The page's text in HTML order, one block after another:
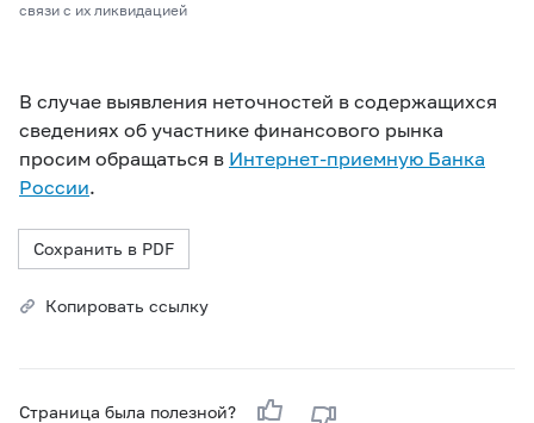
связи с их ликвидацией
В случае выявления неточностей в содержащихся
сведениях об участнике финансового рынка
просим обращаться в Интернет-приемную Банка
России.
Сохранить в PDF
Копировать ссылку
Страница была полезной?